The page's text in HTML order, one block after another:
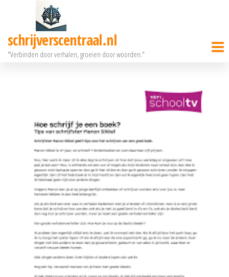
deschrijverscentraal.nl
"Verbinden door verhalen, groeien door woorden."